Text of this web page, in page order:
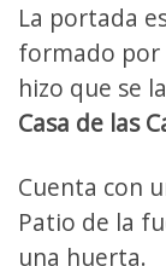
La portada
formado por
hizo que se
Casa de las
Cuenta con
Patio de la
una huerta.